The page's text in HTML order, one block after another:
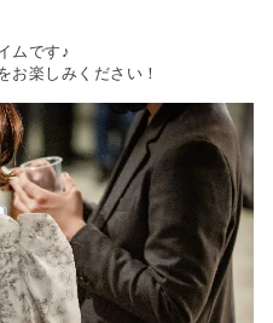
ムです♪
お楽しみください！